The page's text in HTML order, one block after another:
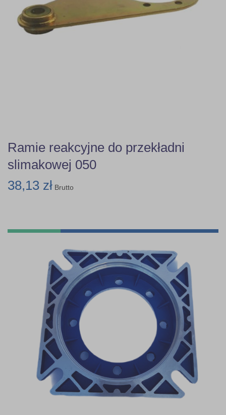
Ramie reakcyjne do przekładni
slimakowej 050
38,13 zł Brutto